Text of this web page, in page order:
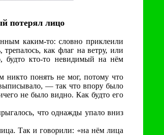
потерял лицо
каким-то: словно приклеили
как флаг на ветру, или
будто кто-то невидимый на нём
никто понять не мог, потому что
— так что впору было
не было видно. Как будто его
что однажды упало вниз
Так и говорили: «на нём лица